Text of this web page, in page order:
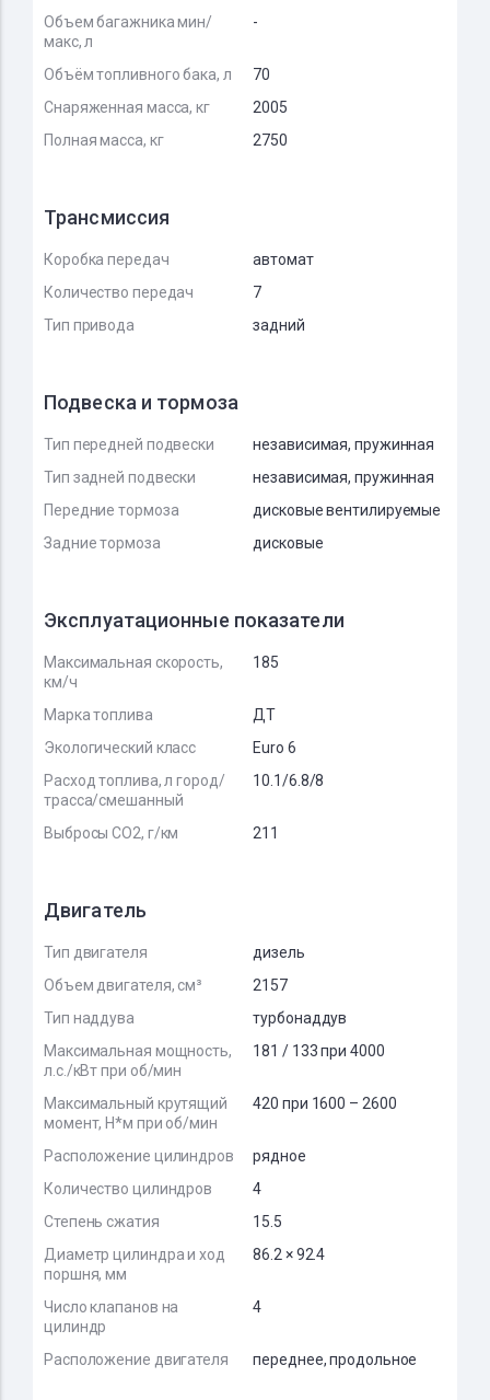
Объем багажника мин/
макс, л
-
Объём топливного бака, л
70
Снаряженная масса, кг
2005
Полная масса, кг
2750
Трансмиссия
Коробка передач
автомат
Количество передач
7
Тип привода
задний
Подвеска и тормоза
Тип передней подвески
независимая, пружинная
Тип задней подвески
независимая, пружинная
Передние тормоза
дисковые вентилируемые
Задние тормоза
дисковые
Эксплуатационные показатели
Максимальная скорость,
км/ч
185
Марка топлива
ДТ
Экологический класс
Euro 6
Расход топлива, л город/
трасса/смешанный
10.1/6.8/8
Выбросы CO2, г/км 211
Двигатель
Тип двигателя
дизель
Объем двигателя, см³
2157
Тип наддува
турбонаддув
Максимальная мощность,
л.с./кВт при об/мин
181 / 133 при 4000
Максимальный крутящий
момент, Н*м при об/мин
420 при 1600 – 2600
Расположение цилиндров
рядное
Количество цилиндров
4
Степень сжатия
15.5
Диаметр цилиндра и ход
поршня, мм
86.2 × 92.4
Число клапанов на
цилиндр
4
Расположение двигателя переднее, продольное